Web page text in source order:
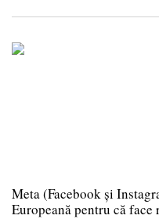
Meta (Facebook și
Europeană pentru că